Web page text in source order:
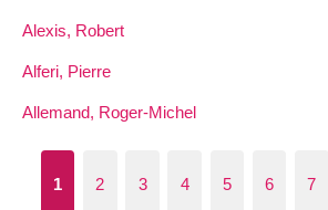
Alexis, Robert
Alferi, Pierre
Allemand, Roger-Michel
1 2 3 4 5 6 7